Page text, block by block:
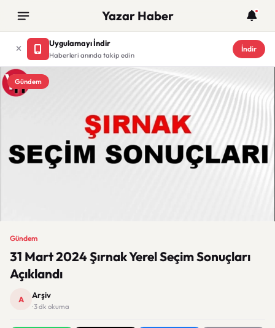
Yazar Haber
Uygulamayı İndir
Haberleri anında takip edin
İndir
Gündem
Gündem
31 Mart 2024 Şırnak Yerel Seçim Sonuçları
Açıklandı
A Arşiv
· 3 dk okuma